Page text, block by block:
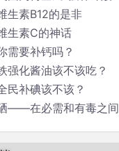
生素B12的是非
生素C的神话
需要补钙吗？
强化酱油该不该吃？
民补碘该不该？
——在必需和有毒之间